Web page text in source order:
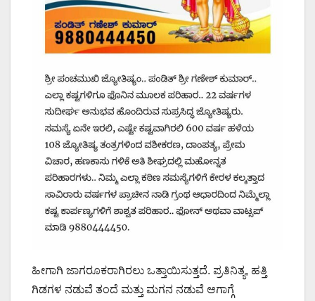
ಹೀಗಾಗಿ ಜಾಗರೂಕರಾಗಿರಲು ಒತ್ತಾಯಿಸುತ್ತದೆ. ಪ್ರತಿನಿತ್ಯ, ಹತ್ತಿ
ಗಿಡಗಳ ನಡುವೆ ತಂದೆ ಮತ್ತು ಮಗನ ನಡುವೆ ಆಗಾಗ್ಗೆ